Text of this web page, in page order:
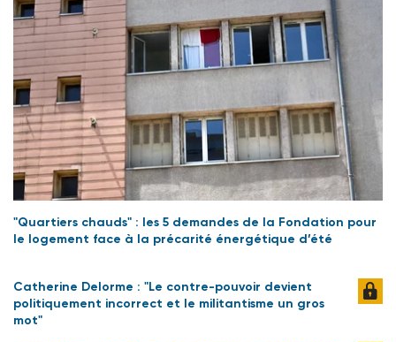
"Quartiers chauds" : les 5 demandes de la Fondation pour
le logement face à la précarité énergétique d’été
Catherine Delorme : "Le contre-pouvoir devient
politiquement incorrect et le militantisme un gros
mot"